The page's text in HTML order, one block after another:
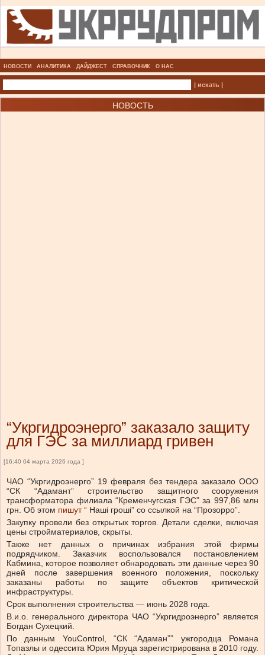
НОВОСТИ АНАЛИТИКА ДАЙДЖЕСТ СПРАВОЧНИК О НАС
| искать |
НОВОСТЬ
“Укргидроэнерго” заказало защиту
для ГЭС за миллиард гривен
[16:40 04 марта 2026 года ]
ЧАО “Укргидроэнерго” 19 февраля без тендера заказало ООО
“СК “Адамант” строительство защитного сооружения
трансформатора филиала “Кременчугская ГЭС” за 997,86 млн
грн. Об этом пишут “ Наші гроші” со ссылкой на “Прозорро”.
Закупку провели без открытых торгов. Детали сделки, включая
цены стройматериалов, скрыты.
Также нет данных о причинах избрания этой фирмы
подрядчиком. Заказчик воспользовался постановлением
Кабмина, которое позволяет обнародовать эти данные через 90
дней после завершения военного положения, поскольку
заказаны работы по защите объектов критической
инфраструктуры.
Срок выполнения строительства — июнь 2028 года.
В.и.о. генерального директора ЧАО “Укргидроэнерго” является
Богдан Сухецкий.
По данным YouControl, “СК “Адаман”” ужгородца Романа
Топазлы и одессита Юрия Мруца зарегистрирована в 2010 году.